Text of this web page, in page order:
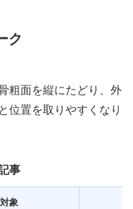
ク
粗面を縦にたどり、外
位置を取りやすくなり
事
象